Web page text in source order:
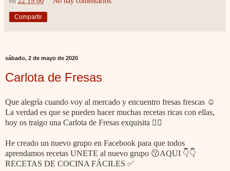
Compartir
sábado, 2 de mayo de 2020
Carlota de Fresas
Que alegría cuando voy al mercado y encuentro fresas frescas ☺
La verdad es que se pueden hacer muchas recetas ricas con ellas,
hoy os traigo una Carlota de Fresas exquisita 👌🏼
He creado un nuevo grupo en Facebook para que todos
aprendamos recetas UNETE al nuevo grupo 😗AQUI 👇👇
RECETAS DE COCINA FÁCILES ✅